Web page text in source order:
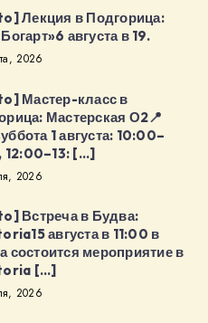
Лекция в Подгорица:
августа в 19.
2026
Мастер-класс в
Мастерская О2📍
1 августа: 10:00–
12:00–13: […]
2026
Встреча в Будва:
августа в 11:00 в
состоится мероприятие в
[…]
2026